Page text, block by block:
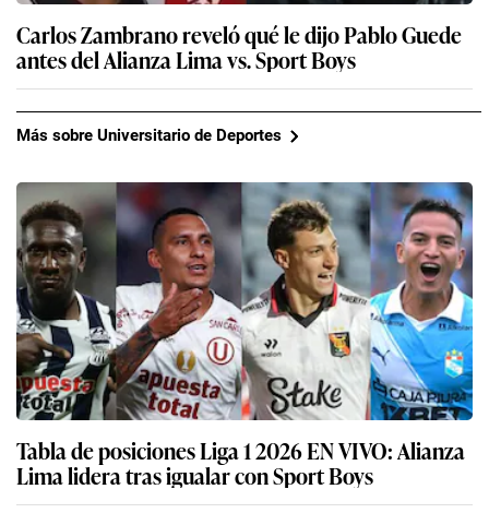
Carlos Zambrano reveló qué le dijo Pablo Guede
antes del Alianza Lima vs. Sport Boys
Más sobre Universitario de Deportes
Tabla de posiciones Liga 1 2026 EN VIVO: Alianza
Lima lidera tras igualar con Sport Boys